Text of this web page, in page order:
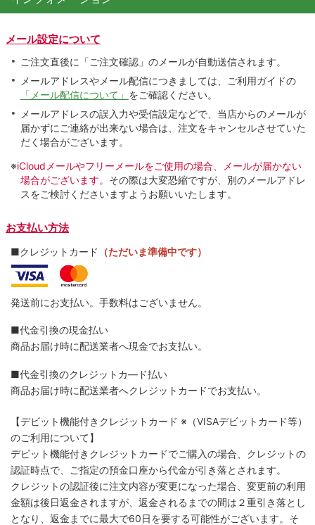
メール設定について
ご注文直後に「ご注文確認」のメールが自動送信されます。
メールアドレスやメール配信につきましては、ご利用ガイドの
「メール配信について」 をご確認ください。
メールアドレスの誤入力や受信設定などで、当店からのメールが
届かずにご連絡が出来ない場合は、注文をキャンセルさせていた
だく場合がございます。
※iCloudメールやフリーメールをご使用の場合、メールが届かない
場合がございます。 その際は大変恐縮ですが、別のメールアドレ
スをご検討くださいますようお願いいたします。
お支払い方法
■クレジットカード （ただいま準備中です）
発送前にお支払い。手数料はございません。
■代金引換の現金払い
商品お届け時に配送業者へ現金でお支払い。
■代金引換のクレジットカ―ド払い
商品お届け時に配送業者へクレジットカードでお支払い。
【デビット機能付きクレジットカード ※（VISAデビットカード等）
のご利用について】
デビット機能付きクレジットカードでご購入の場合、クレジットの
認証時点で、ご指定の預金口座から代金が引き落とされます。
クレジットの認証後に注文内容が変更になった場合、変更前の利用
金額は後日返金されますが、返金されるまでの間は２重引き落とし
となり、返金までに最大で60日を要する可能性がございます。そ